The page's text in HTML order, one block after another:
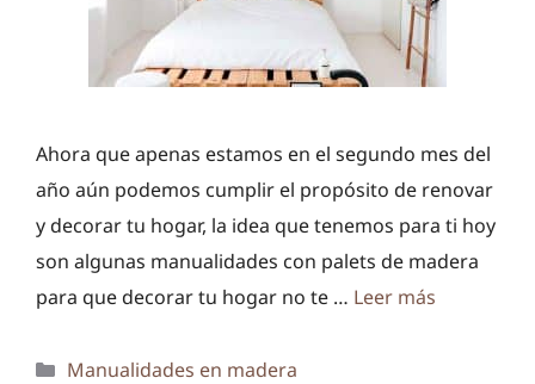
Ahora que apenas estamos en el segundo mes del
año aún podemos cumplir el propósito de renovar
y decorar tu hogar, la idea que tenemos para ti hoy
son algunas manualidades con palets de madera
para que decorar tu hogar no te … Leer más
Categorías
Manualidades en madera